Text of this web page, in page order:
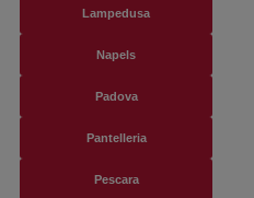
Lampedusa
Napels
Padova
Pantelleria
Pescara